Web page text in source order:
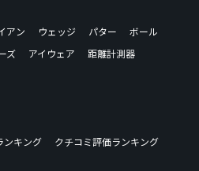
アン ウェッジ パター
ボール
ズ アイウェア
距離計測器
ンキング
クチコミ評価ランキング